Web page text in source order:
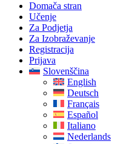
Domača stran
Učenje
Za Podjetja
Za Izobraževanje
Registracija
Prijava
Slovenščina
English
Deutsch
Français
Español
Italiano
Nederlands